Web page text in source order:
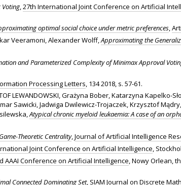
Voting 27th International Joint Conference on Artificial
optimal social choice under metric preferences
Veeramoni, Alexander Wolff, Approximating the
and Parameterized Complexity of Minimax Approval
Processing Letters , 134 2018, s. 57-61.
LEWANDOWSKI, Grażyna Bober, Katarzyna Kapelko-
Sawicki, Jadwiga Dwilewicz-Trojaczek, Krzysztof
Atypical chronic myeloid leukaemia: A case of an
Theoretic Centrality, Journal of Artificial Intelligence
Joint Conference on Artificial Intelligence ,
AAAI Conference on Artificial Intelligence , Nowy Orlean,
Connected Dominating Set, SIAM Journal on Discrete